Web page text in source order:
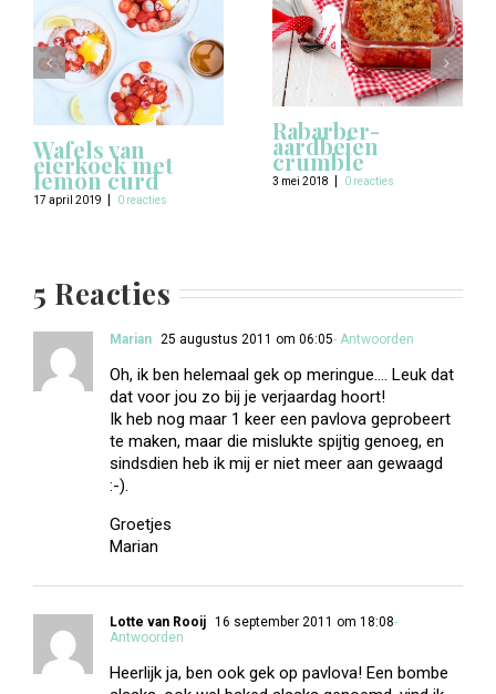
Wafels van
eierkoek met
lemon curd
17 april 2019 0 reacties
Rabarber-
aardbeien
crumble
3 mei 2018 0 reacties
5 Reacties
Marian 25 augustus 2011 om 06:05- Antwoorden
Oh, ik ben helemaal gek op meringue…. Leuk dat
dat voor jou zo bij je verjaardag hoort!
Ik heb nog maar 1 keer een pavlova geprobeert
te maken, maar die mislukte spijtig genoeg, en
sindsdien heb ik mij er niet meer aan gewaagd
:-).
Groetjes
Marian
Lotte van Rooij 16 september 2011 om 18:08-
Antwoorden
Heerlijk ja, ben ook gek op pavlova! Een bombe